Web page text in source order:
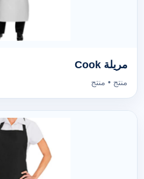
مريلة Cook
منتج • منتج